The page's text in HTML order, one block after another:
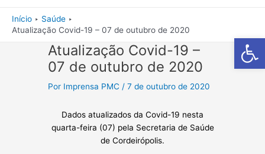
Barra de
Início
Saúde
Atualização Covid-19 – 07 de outubro de 2020
Atualização Covid-19 –
07 de outubro de 2020
Por Imprensa PMC /7 de outubro de 2020
Dados atualizados da Covid-19 nesta
quarta-feira (07) pela Secretaria de Saúde
de Cordeirópolis.